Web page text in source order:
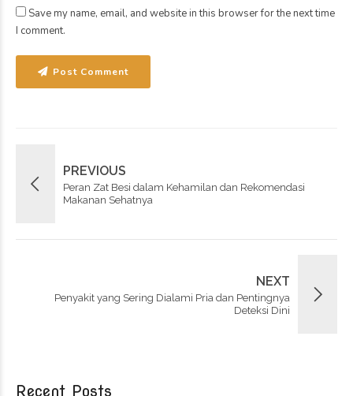
Save my name, email, and website in this browser for the next time
I comment.
Post Comment
PREVIOUS
Peran Zat Besi dalam Kehamilan dan Rekomendasi
Makanan Sehatnya
NEXT
Penyakit yang Sering Dialami Pria dan Pentingnya
Deteksi Dini
Recent Posts